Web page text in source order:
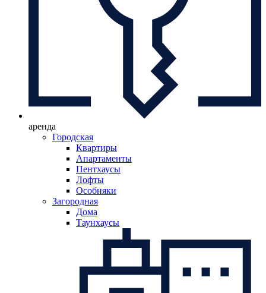
аренда
Городская
Квартиры
Апартаменты
Пентхаусы
Лофты
Особняки
Загородная
Дома
Таунхаусы